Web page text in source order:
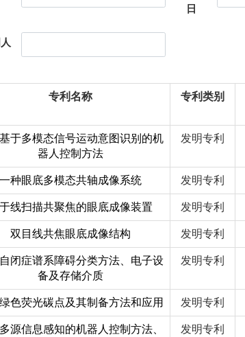
日
专利名称 专利类别
于多模态信号运动意图识别的机
器人控制方法
发明专利
一种眼底多模态共轴成像系统 发明专利
线扫描共聚焦的眼底成像装置 发明专利
双目线共焦眼底成像结构 发明专利
闭症谱系障碍分类方法、电子设
备及存储介质
发明专利
色荧光碳点及其制备方法和应用 发明专利
源信息感知的机器人控制方法、
发明专利